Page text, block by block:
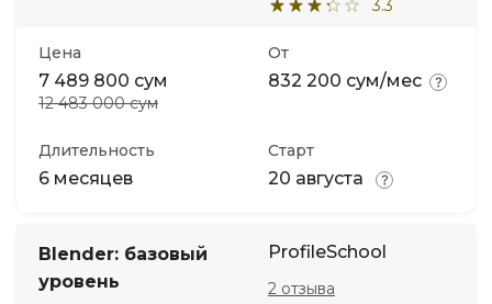
3.3
Цена
7 489 800 сум
12 483 000 сум
От
832 200 сум/мес
Длительность
6 месяцев
Старт
20 августа
Blender: базовый
уровень
ProfileSchool
2 отзыва